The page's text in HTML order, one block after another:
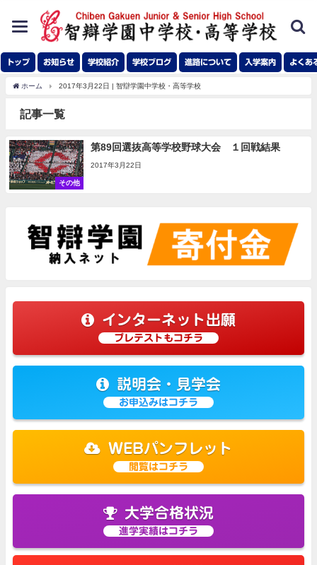
toggle
navigation
トップ お知らせ 学校紹介 学校ブログ 進路について 入学案内 よくあ
ホーム 2017年3月22日 | 智辯学園中学校・高等学校
記事一覧
その他
第89回選抜高等学校野球大会 １回戦結果
2017年3月22日
インターネット出願
プレテストもコチラ
説明会・見学会
お申込みはコチラ
WEBパンフレット
閲覧はコチラ
大学合格状況
進学実績はコチラ